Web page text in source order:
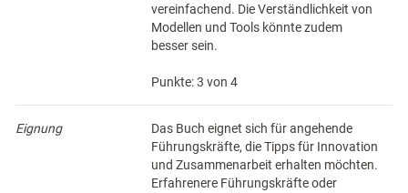
vereinfachend. Die Verständlichkeit von
Modellen und Tools könnte zudem
besser sein.
Punkte: 3 von 4
Eignung
Das Buch eignet sich für angehende
Führungskräfte, die Tipps für Innovation
und Zusammenarbeit erhalten möchten.
Erfahrenere Führungskräfte oder